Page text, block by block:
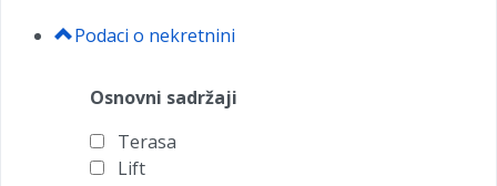
Podaci o nekretnini
Osnovni sadržaji
Terasa
Lift